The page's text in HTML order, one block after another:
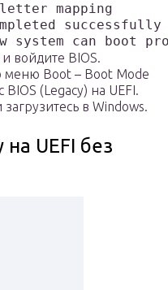
mapping
successfully
войдите BIOS.
меню Boot – Boot Mode
(Legacy) на UEFI.
в Windows.
UEFI без